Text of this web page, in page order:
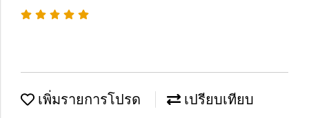
เพิ่มรายการโปรด เปรียบเทียบ